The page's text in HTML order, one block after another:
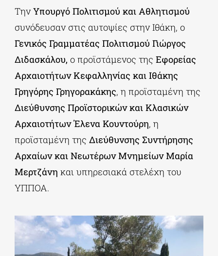
ΤηνΥπουργό Πολιτισμού και Αθλητισμού
συνόδευσαν στις αυτοψίες στην Ιθάκη, ο
Γενικός Γραμματέας Πολιτισμού Γιώργος
Διδασκάλου, ο προϊστάμενος της Εφορείας
Αρχαιοτήτων Κεφαλληνίας και Ιθάκης
Γρηγόρης Γρηγορακάκης, η προϊσταμένη της
Διεύθυνσης Προϊστορικών και Κλασικών
Αρχαιοτήτων Έλενα Κουντούρη, η
προϊσταμένη της Διεύθυνσης Συντήρησης
Αρχαίων και Νεωτέρων Μνημείων Μαρία
Μερτζάνη και υπηρεσιακά στελέχη του
ΥΠΠΟΑ.